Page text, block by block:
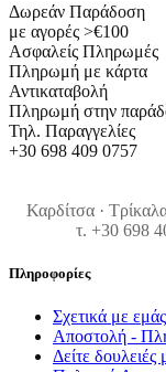
Δωρεάν Παράδοση
με αγορές >€100
Ασφαλείς Πληρωμές
Πληρωμή με κάρτα
Αντικαταβολή
Πληρωμή στην
Τηλ. Παραγγελίες
+30 698 409 0757
Καρδίτσα ·
τ. +30 698
Πληροφορίες
Σχετικά με εμάς
Αποστολή -
Δείτε δουλειές